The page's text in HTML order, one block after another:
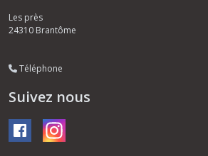
Les près
24310 Brantôme
Téléphone
Suivez nous